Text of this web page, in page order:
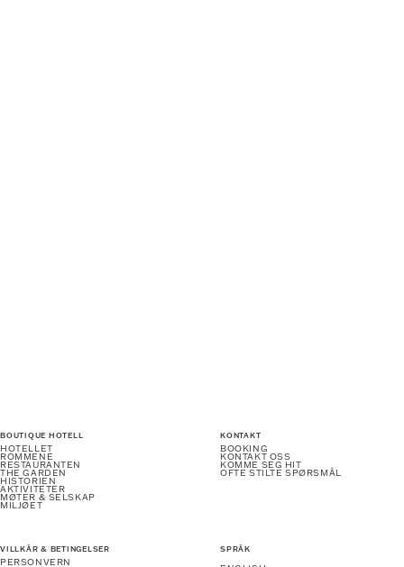
BOUTIQUE HOTELL
HOTELLET
ROMMENE
RESTAURANTEN
THE GARDEN
HISTORIEN
AKTIVITETER
MØTER & SELSKAP
MILJØET
KONTAKT
BOOKING
KONTAKT OSS
KOMME SEG HIT
OFTE STILTE SPØRSMÅL
VILLKÅR & BETINGELSER
PERSONVERN
SPRÅK